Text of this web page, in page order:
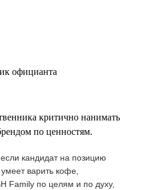
официанта
критично нанимать
по ценностям.
кандидат на позицию
варить кофе,
Family по целям и по духу,